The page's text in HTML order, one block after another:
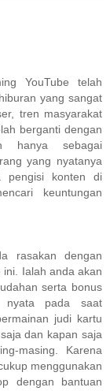
YouTube telah
yang sangat
tren masyarakat
berganti dengan
hanya sebagai
yang nyatanya
pengisi konten di
keuntungan
rasakan dengan
Ialah anda akan
serta bonus
nyata pada saat
judi kartu
dan kapan saja
masing. Karena
menggunakan
dengan bantuan